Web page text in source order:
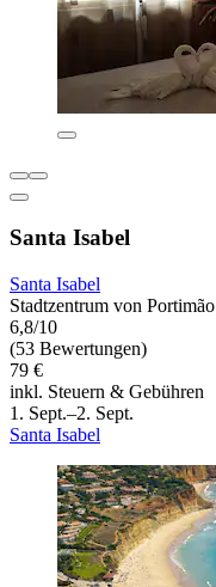
Santa Isabel
Santa Isabel
Stadtzentrum von Portimão
6,8/10
(53 Bewertungen)
79 €
inkl. Steuern & Gebühren
1. Sept.–2. Sept.
Santa Isabel